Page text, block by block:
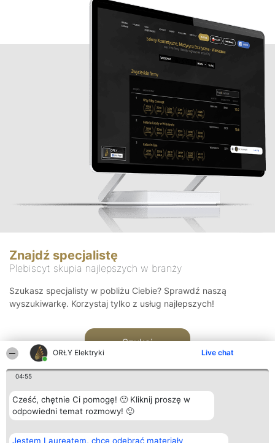
ORŁY Elektryki Live chat
04:55
Cześć, chętnie Ci pomogę! 🙂 Kliknij proszę w
odpowiedni temat rozmowy! 🙂
Jestem Laureatem, chcę odebrać materiały
Znajdź specjalistę
Plebiscyt skupia najlepszych w branży
Szukasz specjalisty w pobliżu Ciebie? Sprawdź naszą
wyszukiwarkę. Korzystaj tylko z usług najlepszych!
Szukaj
Organizator plebiscytu
Bright Side Solutions sp. z o.
Plebiscyt
Laureaci
Kontakt
Kontakt